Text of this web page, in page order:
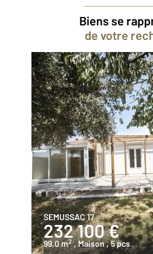
Biens se
de votre
SEMUSSAC 17
232 100 €
99,0 m2 , Maison, 5 pcs